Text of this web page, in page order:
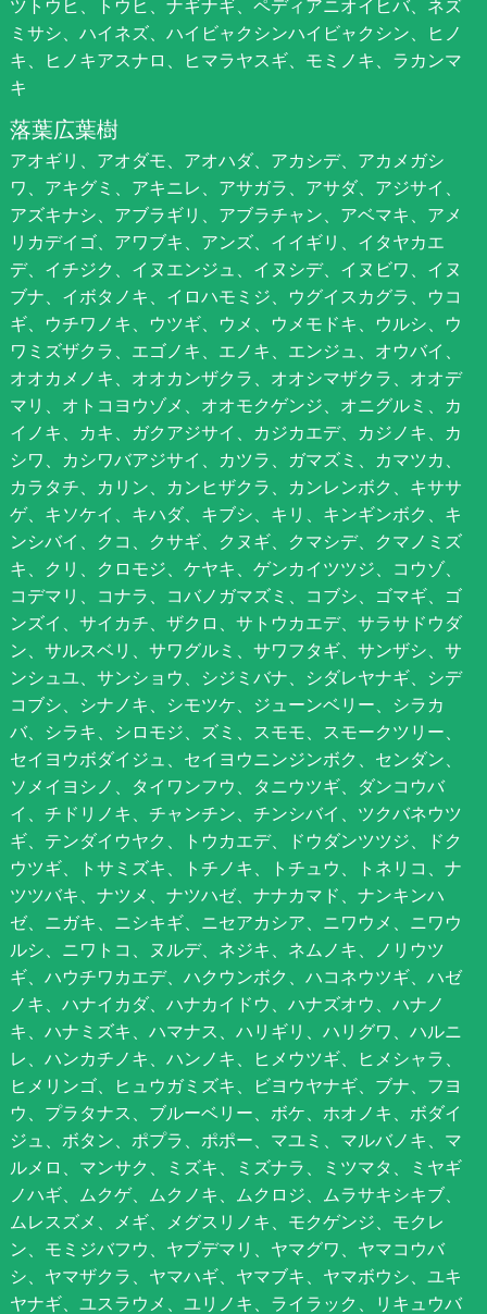
ツトウヒ、トウヒ、ナギナギ、ペディアニオイヒバ、ネズ
ミサシ、ハイネズ、ハイビャクシンハイビャクシン、ヒノ
キ、ヒノキアスナロ、ヒマラヤスギ、モミノキ、ラカンマ
キ
落葉広葉樹
アオギリ、アオダモ、アオハダ、アカシデ、アカメガシ
ワ、アキグミ、アキニレ、アサガラ、アサダ、アジサイ、
アズキナシ、アブラギリ、アブラチャン、アベマキ、アメ
リカデイゴ、アワブキ、アンズ、イイギリ、イタヤカエ
デ、イチジク、イヌエンジュ、イヌシデ、イヌビワ、イヌ
ブナ、イボタノキ、イロハモミジ、ウグイスカグラ、ウコ
ギ、ウチワノキ、ウツギ、ウメ、ウメモドキ、ウルシ、ウ
ワミズザクラ、エゴノキ、エノキ、エンジュ、オウバイ、
オオカメノキ、オオカンザクラ、オオシマザクラ、オオデ
マリ、オトコヨウゾメ、オオモクゲンジ、オニグルミ、カ
イノキ、カキ、ガクアジサイ、カジカエデ、カジノキ、カ
シワ、カシワバアジサイ、カツラ、ガマズミ、カマツカ、
カラタチ、カリン、カンヒザクラ、カンレンボク、キササ
ゲ、キソケイ、キハダ、キブシ、キリ、キンギンボク、キ
ンシバイ、クコ、クサギ、クヌギ、クマシデ、クマノミズ
キ、クリ、クロモジ、ケヤキ、ゲンカイツツジ、コウゾ、
コデマリ、コナラ、コバノガマズミ、コブシ、ゴマギ、ゴ
ンズイ、サイカチ、ザクロ、サトウカエデ、サラサドウダ
ン、サルスベリ、サワグルミ、サワフタギ、サンザシ、サ
ンシュユ、サンショウ、シジミバナ、シダレヤナギ、シデ
コブシ、シナノキ、シモツケ、ジューンベリー、シラカ
バ、シラキ、シロモジ、ズミ、スモモ、スモークツリー、
セイヨウボダイジュ、セイヨウニンジンボク、センダン、
ソメイヨシノ、タイワンフウ、タニウツギ、ダンコウバ
イ、チドリノキ、チャンチン、チンシバイ、ツクバネウツ
ギ、テンダイウヤク、トウカエデ、ドウダンツツジ、ドク
ウツギ、トサミズキ、トチノキ、トチュウ、トネリコ、ナ
ツツバキ、ナツメ、ナツハゼ、ナナカマド、ナンキンハ
ゼ、ニガキ、ニシキギ、ニセアカシア、ニワウメ、ニワウ
ルシ、ニワトコ、ヌルデ、ネジキ、ネムノキ、ノリウツ
ギ、ハウチワカエデ、ハクウンボク、ハコネウツギ、ハゼ
ノキ、ハナイカダ、ハナカイドウ、ハナズオウ、ハナノ
キ、ハナミズキ、ハマナス、ハリギリ、ハリグワ、ハルニ
レ、ハンカチノキ、ハンノキ、ヒメウツギ、ヒメシャラ、
ヒメリンゴ、ヒュウガミズキ、ビヨウヤナギ、ブナ、フヨ
ウ、プラタナス、ブルーベリー、ボケ、ホオノキ、ボダイ
ジュ、ボタン、ポプラ、ポポー、マユミ、マルバノキ、マ
ルメロ、マンサク、ミズキ、ミズナラ、ミツマタ、ミヤギ
ノハギ、ムクゲ、ムクノキ、ムクロジ、ムラサキシキブ、
ムレスズメ、メギ、メグスリノキ、モクゲンジ、モクレ
ン、モミジバフウ、ヤブデマリ、ヤマグワ、ヤマコウバ
シ、ヤマザクラ、ヤマハギ、ヤマブキ、ヤマボウシ、ユキ
ヤナギ、ユスラウメ、ユリノキ、ライラック、リキュウバ